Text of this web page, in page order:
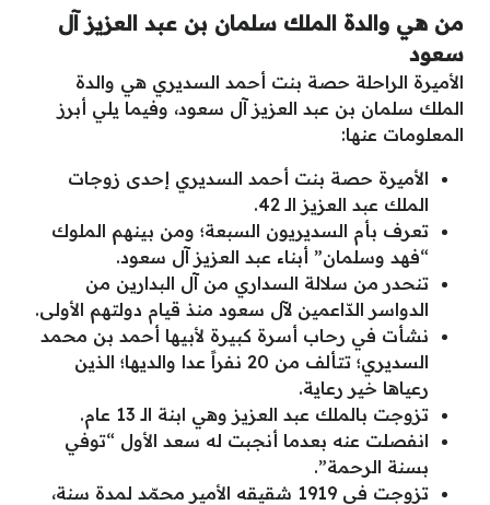
من هي والدة الملك سلمان بن عبد العزيز آل
سعود
الأميرة الراحلة حصة بنت أحمد السديري هي والدة
الملك سلمان بن عبد العزيز آل سعود، وفيما يلي أبرز
المعلومات عنها:
الأميرة حصة بنت أحمد السديري إحدى زوجات
الملك عبد العزيز الـ 42.
تعرف بأم السديريون السبعة؛ ومن بينهم الملوك
“فهد وسلمان” أبناء عبد العزيز آل سعود.
تنحدر من سلالة السداري من آل البدارين من
الدواسر الدّاعمين لآل سعود منذ قيام دولتهم الأولى.
نشأت في رحاب أسرة كبيرة لأبيها أحمد بن محمد
السديري؛ تتألف من 20 نفراً عدا والديها؛ الذين
رعياها خير رعاية.
تزوجت بالملك عبد العزيز وهي ابنة الـ 13 عام.
انفصلت عنه بعدما أنجبت له سعد الأول “توفي
بسنة الرحمة”.
تزوجت في 1919 شقيقه الأمير محمّد لمدة سنة،